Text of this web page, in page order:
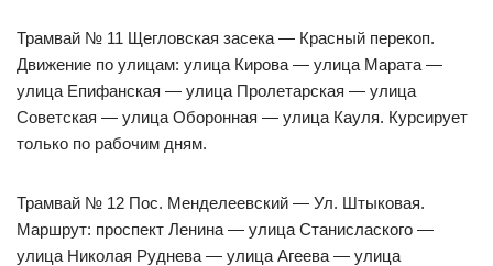
Трамвай № 11 Щегловская засека — Красный перекоп.
Движение по улицам: улица Кирова — улица Марата —
улица Епифанская — улица Пролетарская — улица
Советская — улица Оборонная — улица Кауля. Курсирует
только по рабочим дням.
Трамвай № 12 Пос. Менделеевский — Ул. Штыковая.
Маршрут: проспект Ленина — улица Станислаского —
улица Николая Руднева — улица Агеева — улица